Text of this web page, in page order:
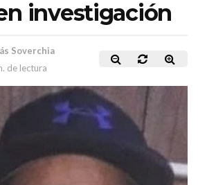
investigación
Soverchia
de lectura